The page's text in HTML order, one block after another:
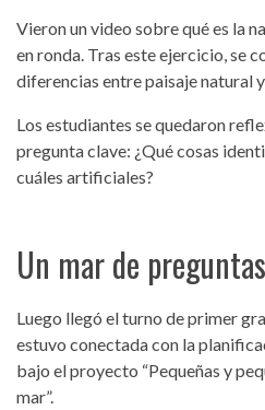
Vieron un video sobre qué es la
en ronda. Tras este ejercicio, se
diferencias entre paisaje natural
Los estudiantes se quedaron
pregunta clave: ¿Qué cosas
cuáles artificiales?
Un mar de preguntas
Luego llegó el turno de primer
estuvo conectada con la
bajo el proyecto “Pequeñas y
mar”.